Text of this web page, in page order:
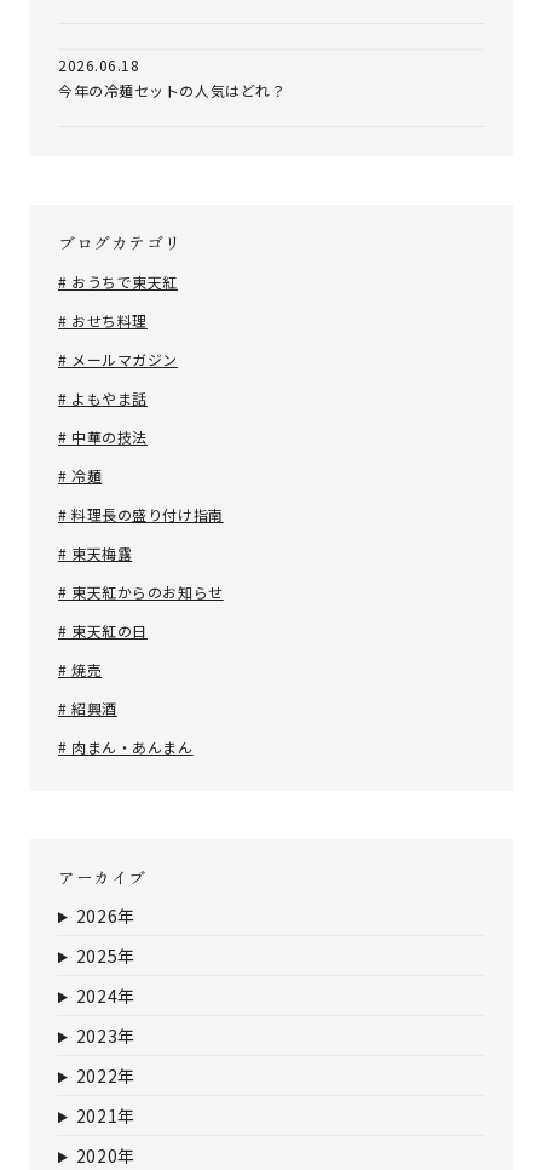
2026.06.18
今年の冷麺セットの人気はどれ？
ブログカテゴリ
# おうちで東天紅
# おせち料理
# メールマガジン
# よもやま話
# 中華の技法
# 冷麺
# 料理長の盛り付け指南
# 東天梅露
# 東天紅からのお知らせ
# 東天紅の日
# 焼売
# 紹興酒
# 肉まん・あんまん
アーカイブ
2026年
2025年
2024年
2023年
2022年
2021年
2020年